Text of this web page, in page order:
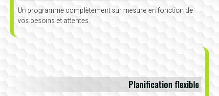
Un programme complètement sur mesure en fonction de
vos besoins et attentes.
Planification flexible